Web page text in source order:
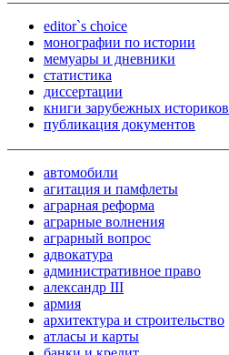
editor`s choice
монографии по истории
мемуары и дневники
статистика
диссертации
книги зарубежных историков
публикация документов
автомобили
агитация и памфлеты
аграрная реформа
аграрные волнения
аграрный вопрос
адвокатура
административное право
александр III
армия
архитектура и строительство
атласы и карты